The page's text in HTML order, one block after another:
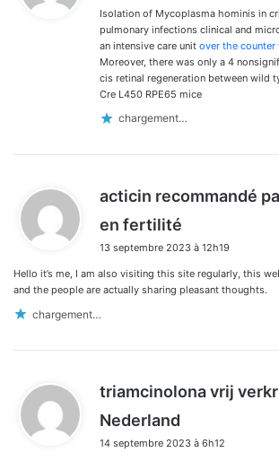
:
Isolation of Mycoplasma hominis in
pulmonary infections clinical and
an intensive care unit over the counter
Moreover, there was only a 4
cis retinal regeneration between wild
Cre L450 RPE65 mice
chargement…
acticin recommandé
en fertilité
t
:
13 septembre 2023 à 12h19
Hello it’s me, I am also visiting this site regularly, this
and the people are actually sharing pleasant thoughts.
chargement…
triamcinolona vrij
Nederland
t
14 septembre 2023 à 6h12